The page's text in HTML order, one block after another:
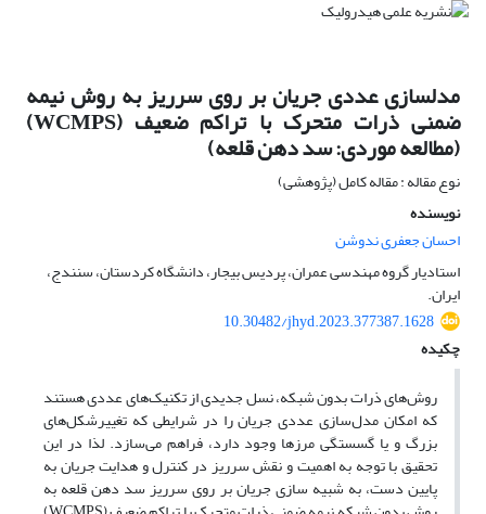
مدلسازی عددی جریان بر روی سرریز به روش نیمه
ضمنی ذرات متحرک با تراکم ضعیف (WCMPS)
(مطالعه موردی: سد دهن قلعه)
نوع مقاله : مقاله کامل (پژوهشی)
نویسنده
احسان جعفری ندوشن
استادیار گروه مهندسی عمران، پردیس بیجار، دانشگاه کردستان، سنندج،
ایران.
10.30482/jhyd.2023.377387.1628
چکیده
روش‌های ذرات بدون شبکه، نسل جدیدی از تکنیک‌های عددی هستند
که امکان مدل‌سازی عددی جریان را در شرایطی که تغییرشکل‌های
بزرگ و یا گسستگی مرزها وجود دارد، فراهم می‌سازد. لذا در این
تحقیق با توجه به اهمیت و نقش سرریز در کنترل و هدایت جریان به
پایین دست، به شبیه ‏سازی جریان بر روی سرریز سد دهن قلعه به